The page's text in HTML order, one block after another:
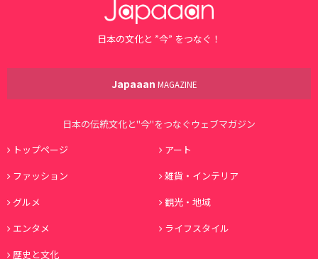
日本の文化と ”今” をつなぐ！
Japaaan MAGAZINE
日本の伝統文化と"今"をつなぐウェブマガジン
トップページ
アート
ファッション
雑貨・インテリア
グルメ
観光・地域
エンタメ
ライフスタイル
歴史と文化